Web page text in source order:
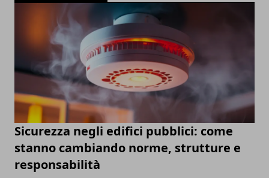
Sicurezza negli edifici pubblici: come
stanno cambiando norme, strutture e
responsabilità